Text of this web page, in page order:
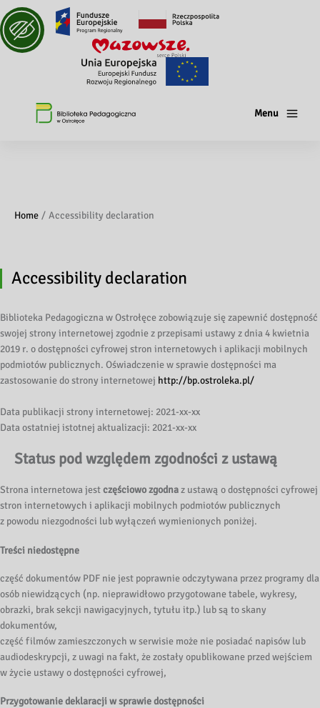
Menu
Home Accessibility declaration
Accessibility declaration
Biblioteka Pedagogiczna w Ostrołęce zobowiązuje się zapewnić dostępność
swojej strony internetowej zgodnie z przepisami ustawy z dnia 4 kwietnia
2019 r. o dostępności cyfrowej stron internetowych i aplikacji mobilnych
podmiotów publicznych. Oświadczenie w sprawie dostępności ma
zastosowanie do strony internetowej http://bp.ostroleka.pl/
Data publikacji strony internetowej: 2021-xx-xx
Data ostatniej istotnej aktualizacji: 2021-xx-xx
Status pod względem zgodności z ustawą
Strona internetowa jestczęściowo zgodnaz ustawą o dostępności cyfrowej
stron internetowych i aplikacji mobilnych podmiotów publicznych
z powodu niezgodności lub wyłączeń wymienionych poniżej.
Treści niedostępne
część dokumentów PDF nie jest poprawnie odczytywana przez programy dla
osób niewidzących (np. nieprawidłowo przygotowane tabele, wykresy,
obrazki, brak sekcji nawigacyjnych, tytułu itp.) lub są to skany
dokumentów,
część filmów zamieszczonych w serwisie może nie posiadać napisów lub
audiodeskrypcji, z uwagi na fakt, że zostały opublikowane przed wejściem
w życie ustawy o dostępności cyfrowej,
Przygotowanie deklaracji w sprawie dostępności